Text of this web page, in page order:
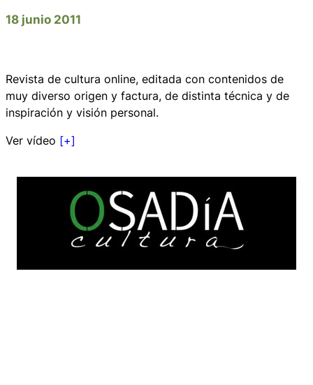
18 junio 2011
Revista de cultura online, editada con contenidos de
muy diverso origen y factura, de distinta técnica y de
inspiración y visión personal.
Ver vídeo [+]